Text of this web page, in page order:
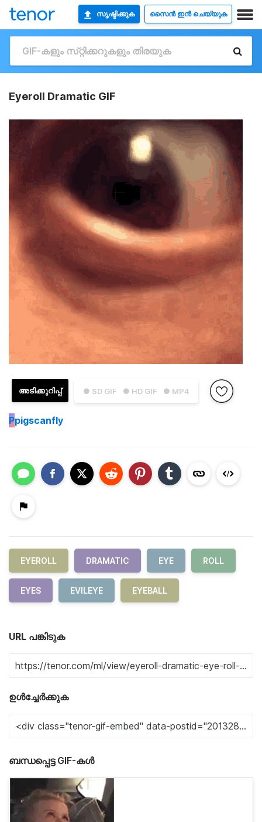
സൃഷ്ടിക്കുക സൈൻ ഇൻ ചെയ്യുക
Eyeroll Dramatic GIF
● SD GIF ● HD GIF ● MP4
അടിക്കുറിപ്പ്
Ppigscanfly
EYEROLL DRAMATIC EYE ROLL
EYES EVILEYE EYEBALL
URL പങ്കിടുക
ഉൾച്ചേർക്കുക
ബന്ധപ്പെട്ട GIF-കൾ